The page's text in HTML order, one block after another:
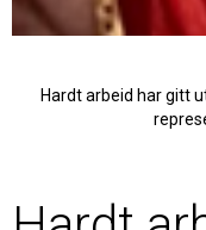
Hardt arbeid har gitt